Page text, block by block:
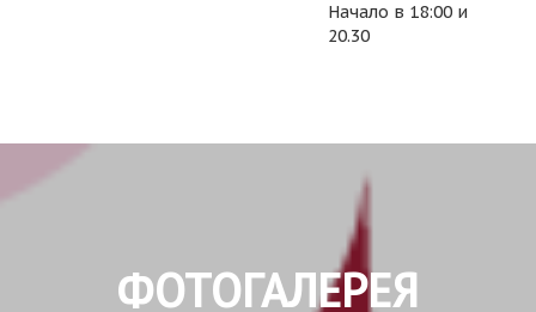
Начало в 18:00 и
20.30
ФОТОГАЛЕРЕЯ